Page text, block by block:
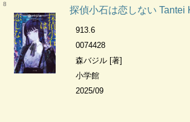
8
探偵小石は恋しない Tantei
913.6
0074428
森バジル [著]
小学館
2025/09